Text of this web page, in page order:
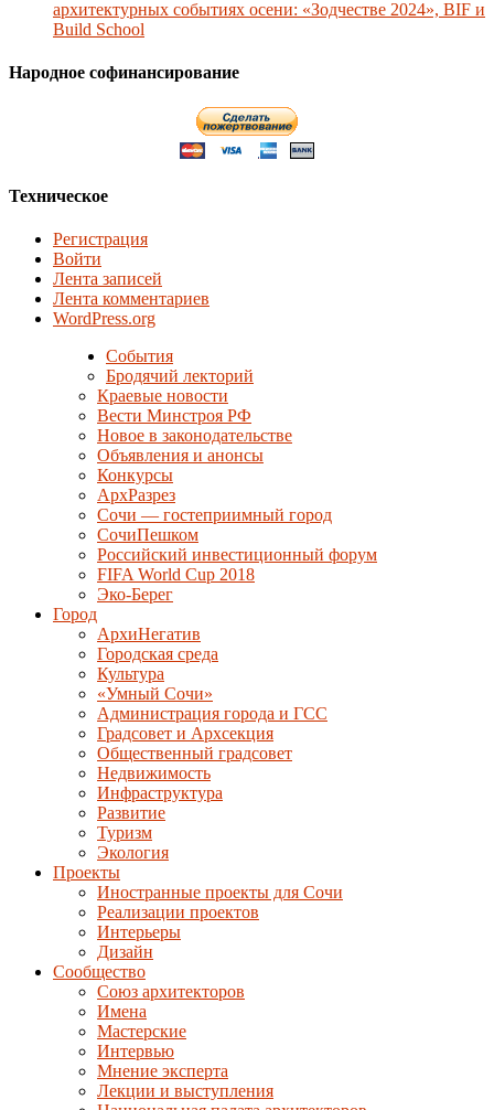
архитектурных событиях осени: «Зодчестве 2024», BIF и
Build School
Народное софинансирование
Техническое
Регистрация
Войти
Лента записей
Лента комментариев
WordPress.org
События
Бродячий лекторий
Краевые новости
Вести Минстроя РФ
Новое в законодательстве
Объявления и анонсы
Конкурсы
АрхРазрез
Сочи — гостеприимный город
СочиПешком
Российский инвестиционный форум
FIFA World Cup 2018
Эко-Берег
Город
АрхиНегатив
Городская среда
Культура
«Умный Сочи»
Администрация города и ГСС
Градсовет и Архсекция
Общественный градсовет
Недвижимость
Инфраструктура
Развитие
Туризм
Экология
Проекты
Иностранные проекты для Сочи
Реализации проектов
Интерьеры
Дизайн
Сообщество
Союз архитекторов
Имена
Мастерские
Интервью
Мнение эксперта
Лекции и выступления